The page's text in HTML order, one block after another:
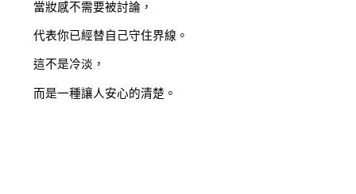
當妝感不需要被討論，
代表你已經替自己守住界線。
這不是冷淡，
而是一種讓人安心的清楚。